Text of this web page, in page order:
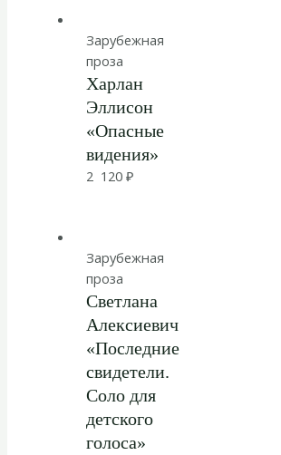
Зарубежная
проза
Харлан
Эллисон
«Опасные
видения»
2 120₽
Зарубежная
проза
Светлана
Алексиевич
«Последние
свидетели.
Соло для
детского
голоса»